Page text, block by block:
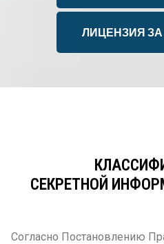
ЛИЦЕНЗИЯ
СЕКРЕТНОЙ
Согласно Постановлению